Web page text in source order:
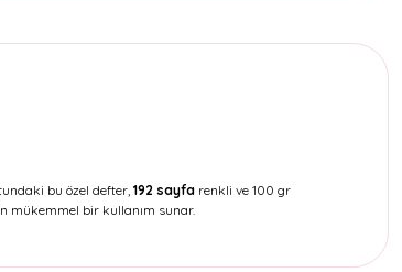
bu özel defter, 192 sayfa renkli ve 100 gr
mükemmel bir kullanım sunar.